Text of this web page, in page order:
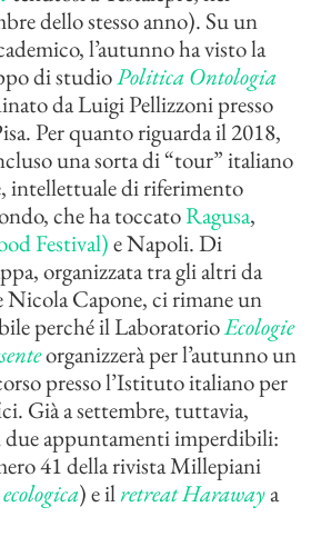
dello stesso anno). Su un
l’autunno ha visto la
di studioPolitica Ontologia
da Luigi Pellizzoni presso
Per quanto riguarda il 2018,
una sorta di “tour” italiano
intellettuale di riferimento
che ha toccatoRagusa,
Festival)e Napoli. Di
organizzata tra gli altri da
Nicola Capone, ci rimane un
perché il LaboratorioEcologie
organizzerà per l’autunno un
presso l’Istituto italiano per
Già a settembre, tuttavia,
due appuntamenti imperdibili:
41della rivista Millepiani
) e ilretreat Harawaya